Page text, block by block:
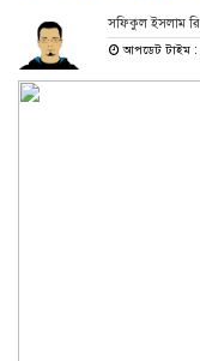
সফিকুল ইসলাম
আপডেট টাইম :